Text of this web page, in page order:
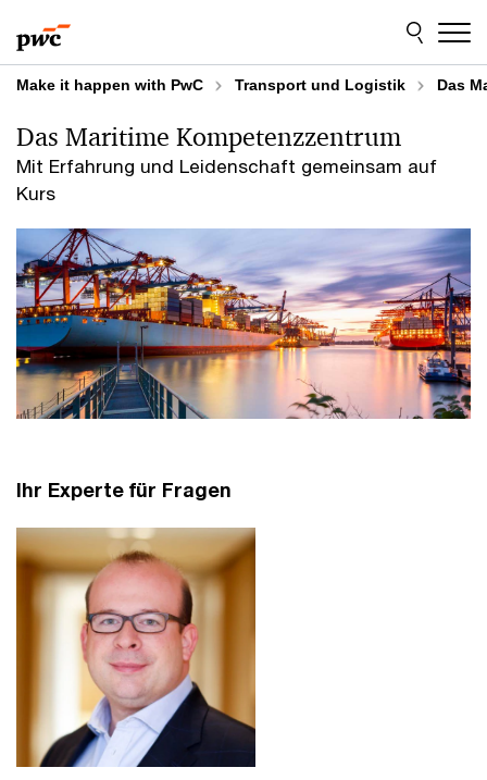
to
content
to
footer
Make it happen with PwC Transport und Logistik Das
Mit Erfahrung und Leidenschaft gemeinsam auf
Kurs
Das Maritime Kompetenzzentrum
Ihr Experte für Fragen